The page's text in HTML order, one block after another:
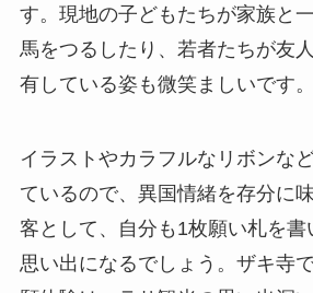
す。現地の子どもたちが家族と
馬をつるしたり、若者たちが友
有している姿も微笑ましいです。
イラストやカラフルなリボンな
ているので、異国情緒を存分に
客として、自分も1枚願い札を書
思い出になるでしょう。ザキ寺